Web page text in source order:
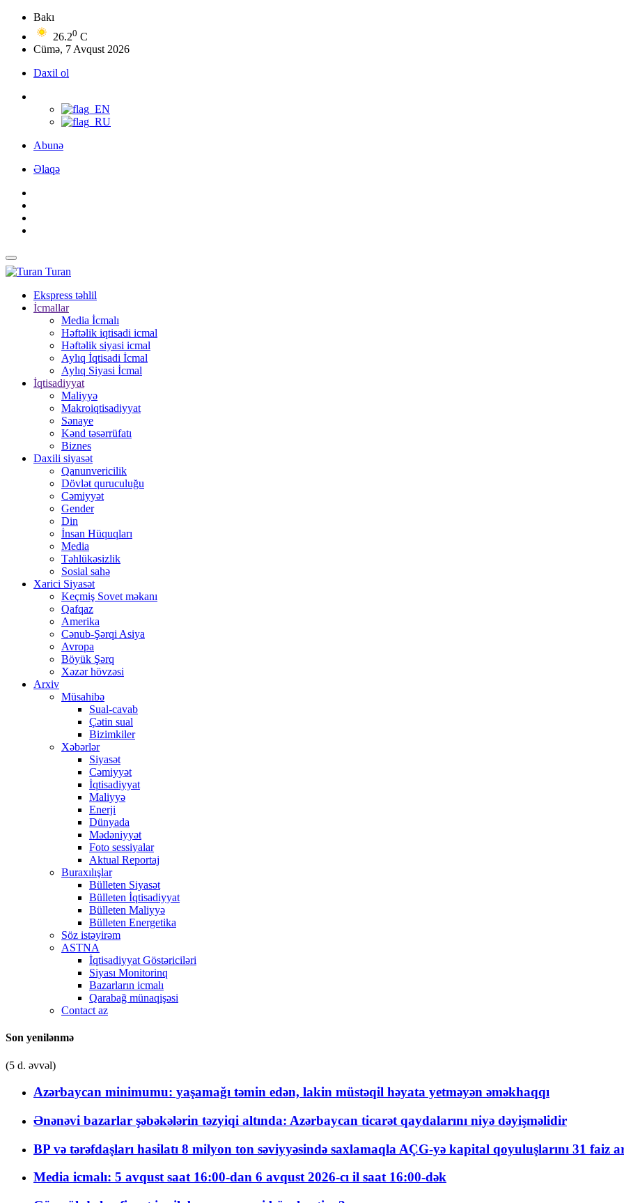
Bakı
26.20 C
Cümə, 7 Avqust 2026
Daxil ol
Abunə
Əlaqə
Turan
Ekspress təhlil
İcmallar
Media İcmalı
Həftəlik iqtisadi icmal
Həftəlik siyasi icmal
Aylıq İqtisadi İcmal
Aylıq Siyasi İcmal
İqtisadiyyat
Maliyyə
Makroiqtisadiyyat
Sənaye
Kənd təsərrüfatı
Biznes
Daxili siyasət
Qanunvericilik
Dövlət quruculuğu
Cəmiyyət
Gender
Din
İnsan Hüquqları
Media
Təhlükəsizlik
Sosial sahə
Xarici Siyasət
Keçmiş Sovet məkanı
Qafqaz
Amerika
Cənub-Şərqi Asiya
Avropa
Böyük Şərq
Xəzər hövzəsi
Arxiv
Müsahibə
Sual-cavab
Çətin sual
Bizimkiler
Xəbərlər
Siyasət
Cəmiyyət
İqtisadiyyat
Maliyyə
Enerji
Dünyada
Mədəniyyət
Foto sessiyalar
Aktual Reportaj
Buraxılışlar
Bülleten Siyasət
Bülleten İqtisadiyyat
Bülleten Maliyyə
Bülleten Energetika
Söz istəyirəm
ASTNA
İqtisadiyyat Göstəriciləri
Siyası Monitorinq
Bazarların icmalı
Qarabağ münaqişəsi
Contact az
Son yenilənmə
(5 d. əvvəl)
Azərbaycan minimumu: yaşamağı təmin edən, lakin müstəqil həyata yetməyən əməkhaqqı
Ənənəvi bazarlar şəbəkələrin təzyiqi altında: Azərbaycan ticarət qaydalarını niyə dəyişməlidir
BP və tərəfdaşları hasilatı 8 milyon ton səviyyəsində saxlamaqla AÇG-yə kapital qoyuluşlarını 31 faiz
Media icmalı: 5 avqust saat 16:00-dan 6 avqust 2026-cı il saat 16:00-dək